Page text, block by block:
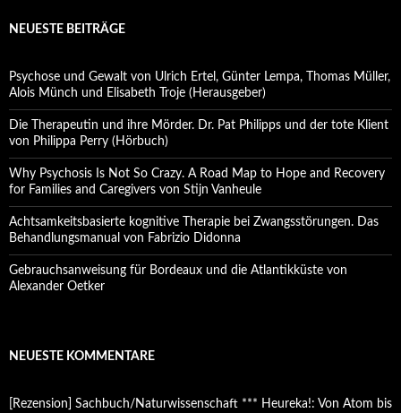
NEUESTE BEITRÄGE
Psychose und Gewalt von Ulrich Ertel, Günter Lempa, Thomas Müller,
Alois Münch und Elisabeth Troje (Herausgeber)
Die Therapeutin und ihre Mörder. Dr. Pat Philipps und der tote Klient
von Philippa Perry (Hörbuch)
Why Psychosis Is Not So Crazy. A Road Map to Hope and Recovery
for Families and Caregivers von Stijn Vanheule
Achtsamkeitsbasierte kognitive Therapie bei Zwangsstörungen. Das
Behandlungsmanual von Fabrizio Didonna
Gebrauchsanweisung für Bordeaux und die Atlantikküste von
Alexander Oetker
NEUESTE KOMMENTARE
[Rezension] Sachbuch/Naturwissenschaft *** Heureka!: Von Atom bis